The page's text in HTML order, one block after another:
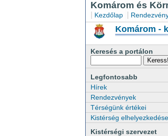
Komárom és
Kezdőlap
Komárom -
Keresés a portálon
Legfontosabb
Hírek
Rendezvények
Térségünk értékei
Kistérség elhelyezkedése
Kistérségi szervezet